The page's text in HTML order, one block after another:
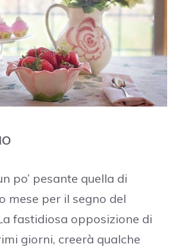
po’ pesante quella di
mese per il segno del
fastidiosa opposizione di
giorni, creerà qualche